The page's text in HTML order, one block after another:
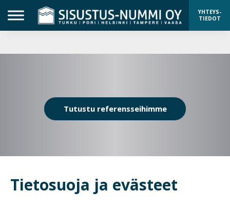
YHTEYS-
TIEDOT
Tutustu referensseihimme
Tietosuoja ja evästeet